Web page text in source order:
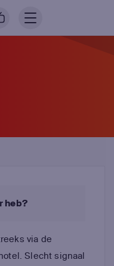
heb?
via de
Slecht signaal